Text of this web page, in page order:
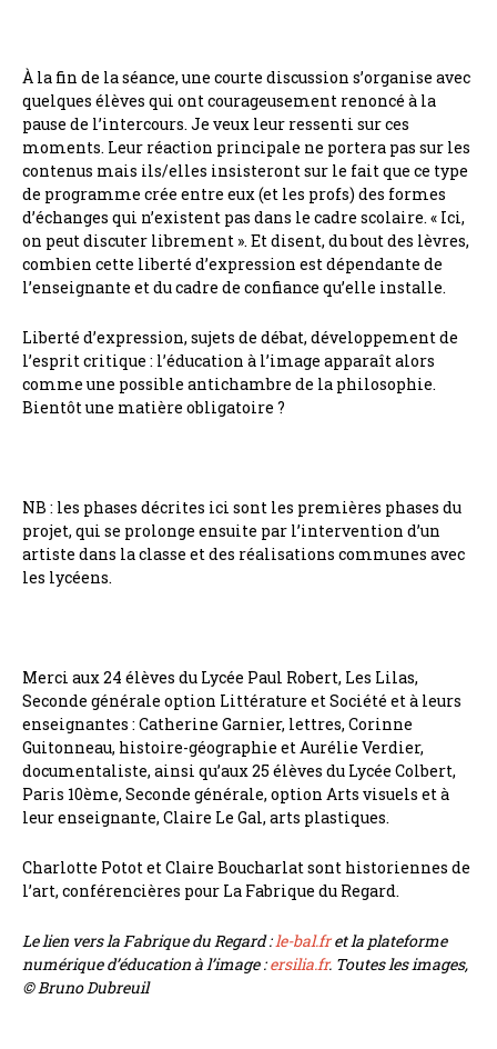
À la fin de la séance, une courte discussion s’organise avec
quelques élèves qui ont courageusement renoncé à la
pause de l’intercours. Je veux leur ressenti sur ces
moments. Leur réaction principale ne portera pas sur les
contenus mais ils/elles insisteront sur le fait que ce type
de programme crée entre eux (et les profs) des formes
d’échanges qui n’existent pas dans le cadre scolaire. « Ici,
on peut discuter librement ». Et disent, du bout des lèvres,
combien cette liberté d’expression est dépendante de
l’enseignante et du cadre de confiance qu’elle installe.
Liberté d’expression, sujets de débat, développement de
l’esprit critique : l’éducation à l’image apparaît alors
comme une possible antichambre de la philosophie.
Bientôt une matière obligatoire ?
NB : les phases décrites ici sont les premières phases du
projet, qui se prolonge ensuite par l’intervention d’un
artiste dans la classe et des réalisations communes avec
les lycéens.
Merci aux 24 élèves du Lycée Paul Robert, Les Lilas,
Seconde générale option Littérature et Société et à leurs
enseignantes : Catherine Garnier, lettres, Corinne
Guitonneau, histoire-géographie et Aurélie Verdier,
documentaliste, ainsi qu’aux 25 élèves du Lycée Colbert,
Paris 10ème, Seconde générale, option Arts visuels et à
leur enseignante, Claire Le Gal, arts plastiques.
Charlotte Potot et Claire Boucharlat sont historiennes de
l’art, conférencières pour La Fabrique du Regard.
Le lien vers la Fabrique du Regard : le-bal.fret la plateforme
numérique d’éducation à l’image :ersilia.fr. Toutes les images,
© Bruno Dubreuil